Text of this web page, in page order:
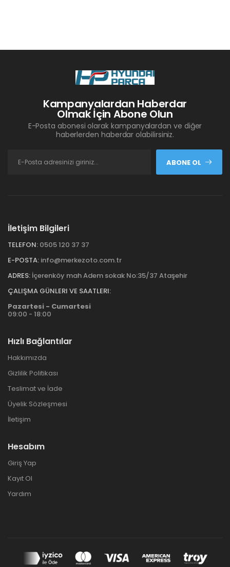
Kampanyalardan Haberdar
Olmak İçin Abone Olun
E-Posta abonesi olarak kampanyalardan ve diğer
haberlerden haberdar olabilirsiniz.
ABONE OL
İletişim Bilgileri
TELEFON: 0505 120 37 37
E-POSTA: info@merkezoto.com.tr
ADRES: İçerenköy mah Adem sokak No:35/37 Ataşehir
ÇALIŞMA GÜNLERI VE SAATLERI:
Pazartesi - Cumartesi
09:00 - 18:00
Hızlı Bağlantılar
Hakkımızda
Gizlilik Politikası
Teslimat ve İade
Üyelik Sözleşmesi
İletişim
Hesabım
Giriş Yap
Kayıt Ol
Yardım